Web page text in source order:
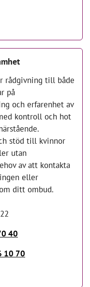
rådgivning till både
på
och erfarenhet av
kontroll och hot
stöd till kvinnor
utan
av att kontakta
eller
ditt ombud.
40
10 70